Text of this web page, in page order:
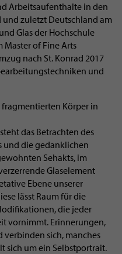
Arbeitsaufenthalte in den
und zuletzt Deutschland am
Glas der Hochschule
Master of Fine Arts
nach St. Konrad 2017
und
Körper in
das Betrachten des
und die gedanklichen
Sehakts, im
Glaselement
Ebene unserer
lässt Raum für die
die jeder
vornimmt. Erinnerungen,
verbinden sich, manches
sich um ein Selbstportrait.